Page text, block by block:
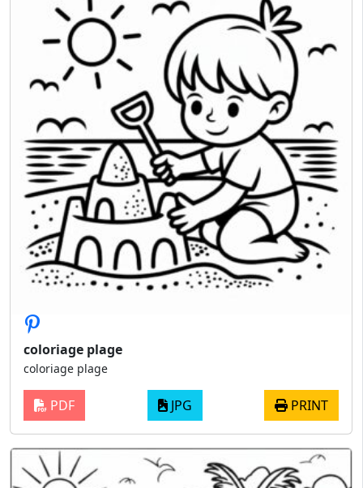
coloriage plage
coloriage plage
PDF JPG PRINT